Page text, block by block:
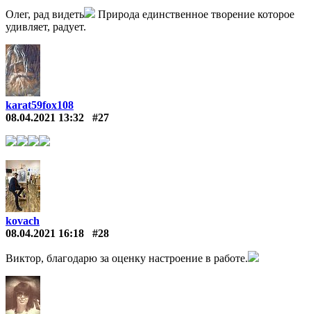
Олег, рад видеть
Природа единственное творение которое
удивляет, радует.
karat59fox108
08.04.2021 13:32
#27
kovach
08.04.2021 16:18
#28
Виктор, благодарю за оценку настроение в работе.